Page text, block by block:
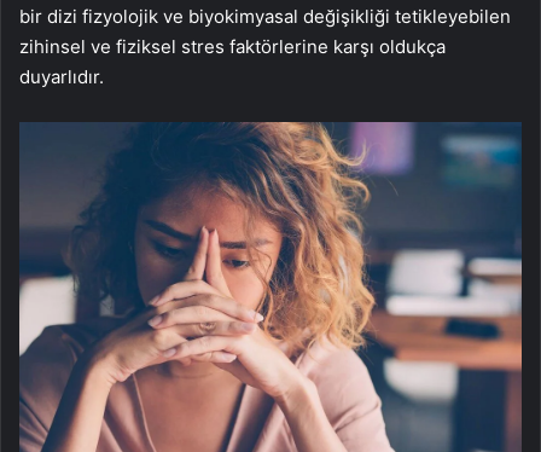
bir dizi fizyolojik ve biyokimyasal değişikliği tetikleyebilen
zihinsel ve fiziksel stres faktörlerine karşı oldukça
duyarlıdır.